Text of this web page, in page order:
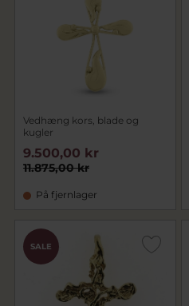
Vedhæng kors, blade og
kugler
11.875,00 kr
9.500,00 kr
På fjernlager
SALE